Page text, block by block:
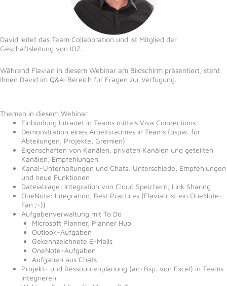
David leitet das Team Collaboration und ist Mitglied der
Geschäftsleitung von IOZ.
Während Flavian in diesem Webinar am Bildschirm präsentiert, steht
Ihnen David im Q&A-Bereich für Fragen zur Verfügung.
Themen in diesem Webinar
Einbindung Intranet in Teams mittels Viva Connections
Demonstration eines Arbeitsraumes in Teams (bspw. für
Abteilungen, Projekte, Gremien)
Eigenschaften von Kanälen, privaten Kanälen und geteilten
Kanälen, Empfehlungen
Kanal-Unterhaltungen und Chats: Unterschiede, Empfehlungen
und neue Funktionen
Dateiablage: Integration von Cloud Speichern, Link Sharing
OneNote: Integration, Best Practices (Flavian ist ein OneNote-
Fan ;-))
Aufgabenverwaltung mit To Do
Microsoft Planner, Planner Hub
Outlook-Aufgaben
Gekennzeichnete E-Mails
OneNote-Aufgaben
Aufgaben aus Chats
Projekt- und Ressourcenplanung (am Bsp. von Excel) in Teams
integrieren